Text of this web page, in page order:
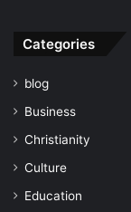
Categories
blog
Business
Christianity
Culture
Education